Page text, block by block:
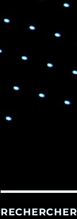
RECHERCHER